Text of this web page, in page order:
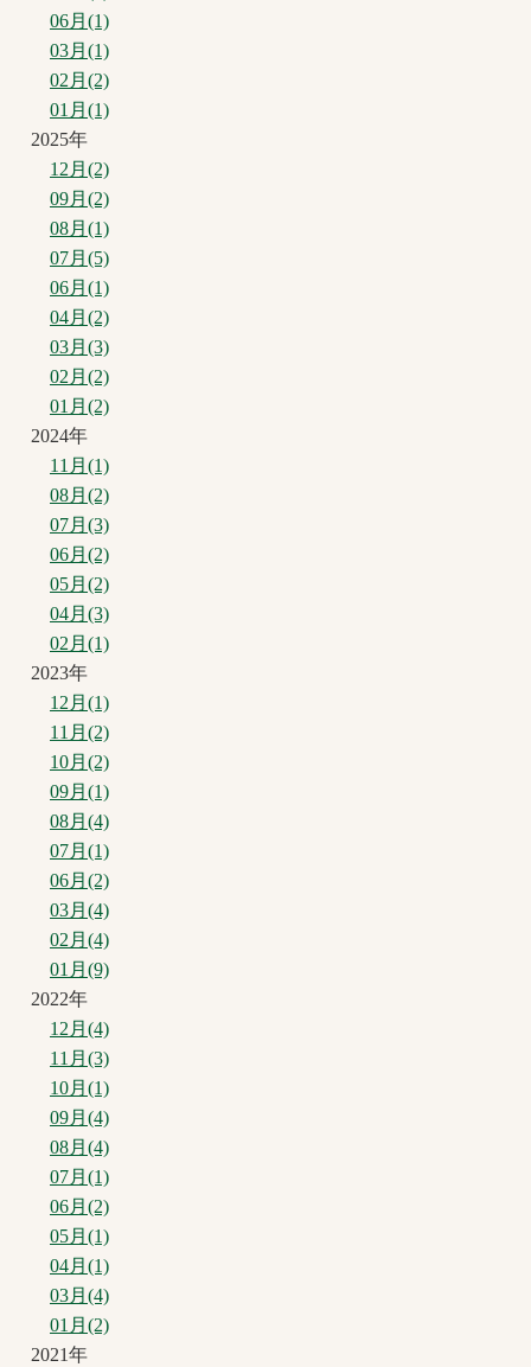
06月(1)
03月(1)
02月(2)
01月(1)
2025年
12月(2)
09月(2)
08月(1)
07月(5)
06月(1)
04月(2)
03月(3)
02月(2)
01月(2)
2024年
11月(1)
08月(2)
07月(3)
06月(2)
05月(2)
04月(3)
02月(1)
2023年
12月(1)
11月(2)
10月(2)
09月(1)
08月(4)
07月(1)
06月(2)
03月(4)
02月(4)
01月(9)
2022年
12月(4)
11月(3)
10月(1)
09月(4)
08月(4)
07月(1)
06月(2)
05月(1)
04月(1)
03月(4)
01月(2)
2021年